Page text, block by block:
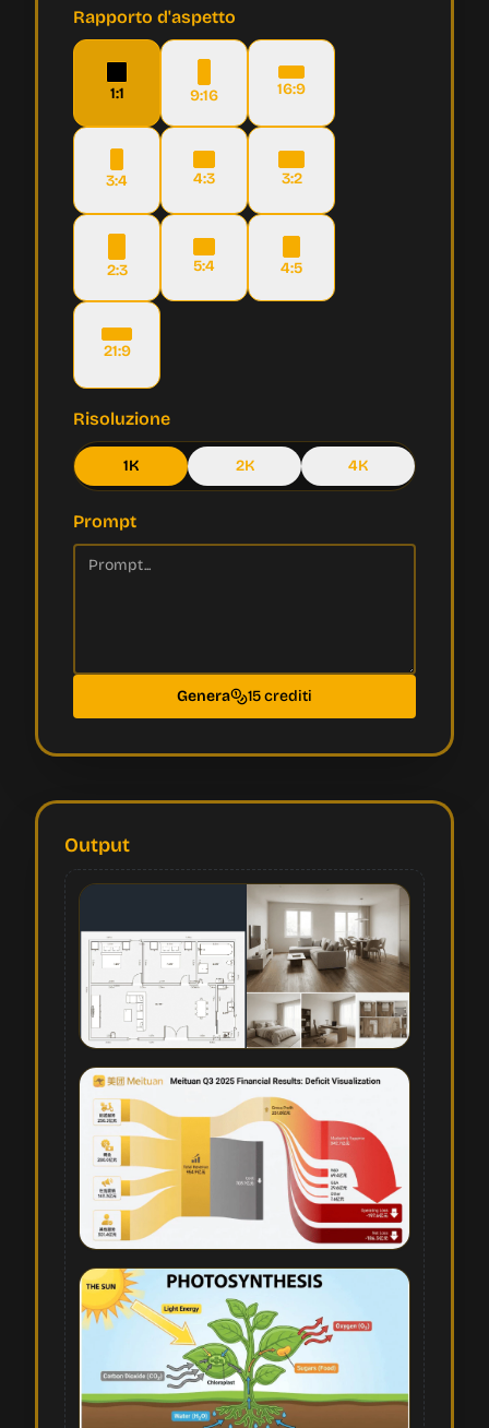
Rapporto d'aspetto
1:1 9:16 16:9
3:4 4:3 3:2
2:3 5:4 4:5
21:9
Risoluzione
1K 2K 4K
Prompt
Genera 15 crediti
Output